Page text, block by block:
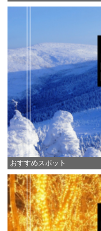
おすすめスポット